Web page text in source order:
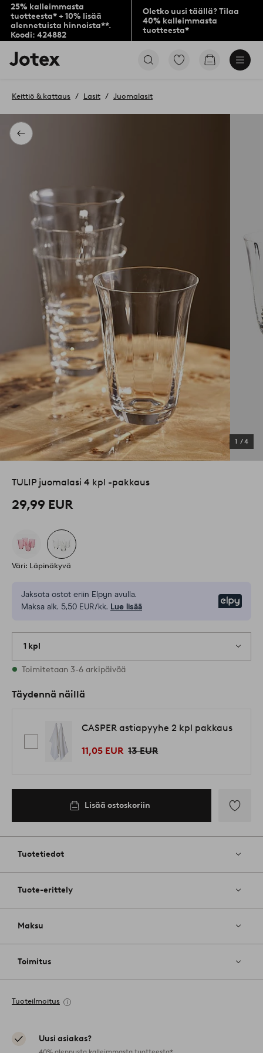
25% kalleimmasta
tuotteesta* + 10% lisää
alennetuista hinnoista**.
Koodi: 424882
Oletko uusi täällä? Tilaa
40% kalleimmasta
tuotteesta*
Jotex-
logo
aloitussivulle
Siirry
Siirry
Takaisin
Keittiö & kattaus Lasit Juomalasit
1 /4
TULIP juomalasi 4 kpl -pakkaus
29,99 EUR
Väri: Läpinäkyvä
Jaksota ostot eriin Elpyn avulla.
Maksa alk. 5,50 EUR/kk. Lue lisää
1 kpl
Varastossa
Toimitetaan 3-6 arkipäivää
Täydennä näillä
CASPER astiapyyhe 2 kpl pakkaus
11,05 EUR 13 EUR
Lisää ostoskoriin
Tuotetiedot
Tuote-erittely
Maksu
Toimitus
Tuoteilmoitus
Uusi asiakas?